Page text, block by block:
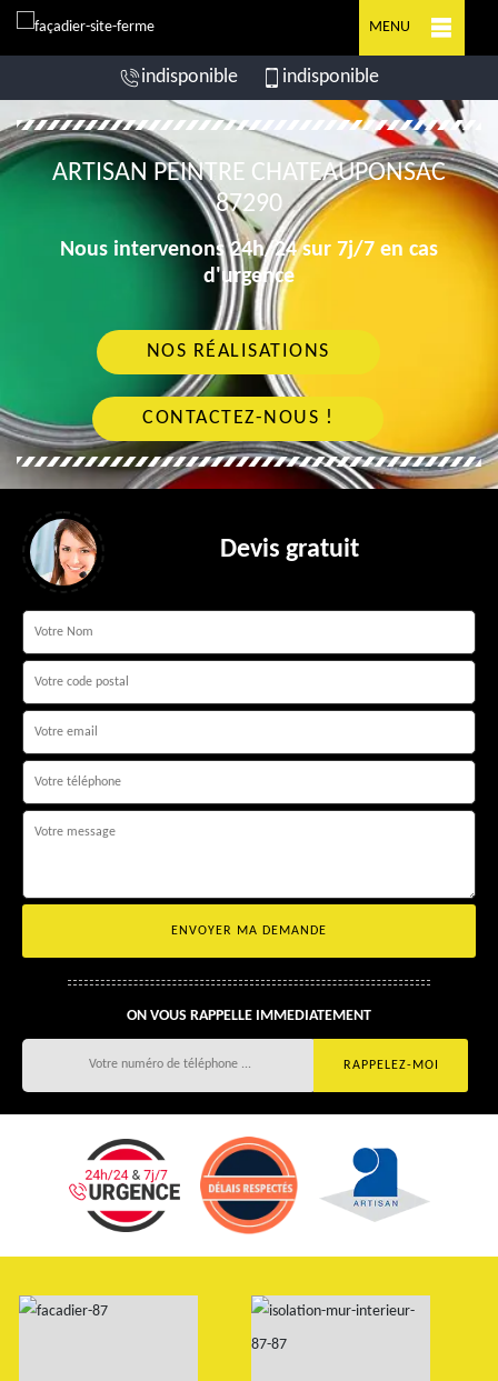
MENU
indisponible indisponible
ARTISAN PEINTRE CHATEAUPONSAC
87290
Nous intervenons 24h/24 sur 7j/7 en cas
d'urgence
NOS RÉALISATIONS
CONTACTEZ-NOUS !
Devis gratuit
ON VOUS RAPPELLE IMMEDIATEMENT